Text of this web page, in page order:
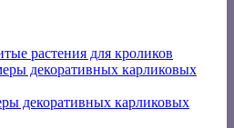
растения для кроликов
декоративных карликовых
декоративных карликовых